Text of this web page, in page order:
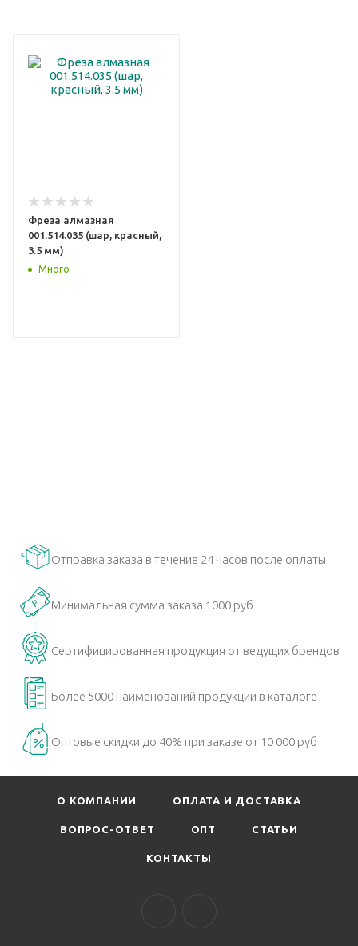
Фреза алмазная
001.514.035 (шар, красный,
3.5 мм)
Много
Отправка заказа в течение 24 часов после оплаты
Минимальная сумма заказа 1000 руб
Сертифицированная продукция от ведущих брендов
Более 5000 наименований продукции в каталоге
Оптовые скидки до 40% при заказе от 10 000 руб
О КОМПАНИИ ОПЛАТА И ДОСТАВКА
ВОПРОС-ОТВЕТ ОПТ СТАТЬИ
КОНТАКТЫ